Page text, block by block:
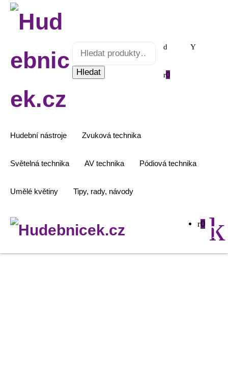
Hledat:
Hledat 0
Hudební nástroje Zvuková technika
Světelná technika AV technika Pódiová technika
Umělé květiny Tipy, rady, návody
0
Omnitronic
megafon,
25W